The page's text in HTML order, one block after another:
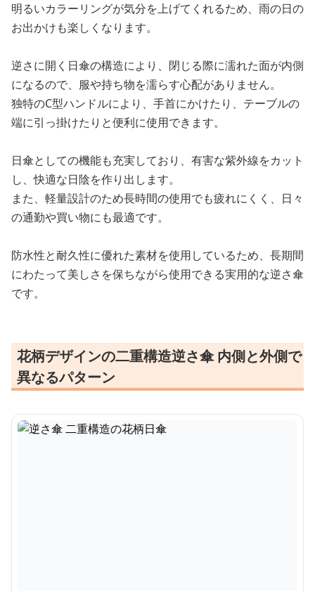
明るいカラーリングが気分を上げてくれるため、雨の日の
お出かけも楽しくなります。
逆さに開く日傘の構造により、閉じる際に濡れた面が内側
になるので、服や持ち物を濡らす心配がありません。
独特のC型ハンドルにより、手首にかけたり、テーブルの
端に引っ掛けたりと便利に使用できます。
日傘としての機能も充実しており、有害な紫外線をカット
し、快適な日陰を作り出します。
また、軽量設計のため長時間の使用でも疲れにくく、日々
の通勤や買い物にも最適です。
防水性と耐久性に優れた素材を使用しているため、長期間
にわたって美しさを保ちながら使用できる実用的な逆さ傘
です。
花柄デザインの二重構造逆さ傘 内側と外側で
異なるパターン